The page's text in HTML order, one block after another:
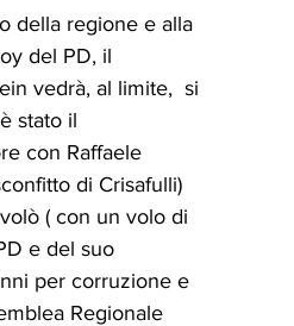
del PD, il
vedrà, al limite,  si
stato il
con Raffaele
di Crisafulli)
( con un volo di
e del suo
per corruzione e
Regionale